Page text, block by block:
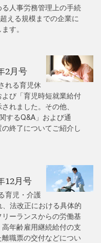
人事労務管理上の手続
える規模までの企業に
す。
2月号
れる育児休
び「育児時短就業給付
れました。その他、
するQ&A」および通
終了についてご紹介し
12月号
育児・介護
法改正における具体的
ーランスからの労働基
年齢雇用継続給付の支
職票の交付などについ